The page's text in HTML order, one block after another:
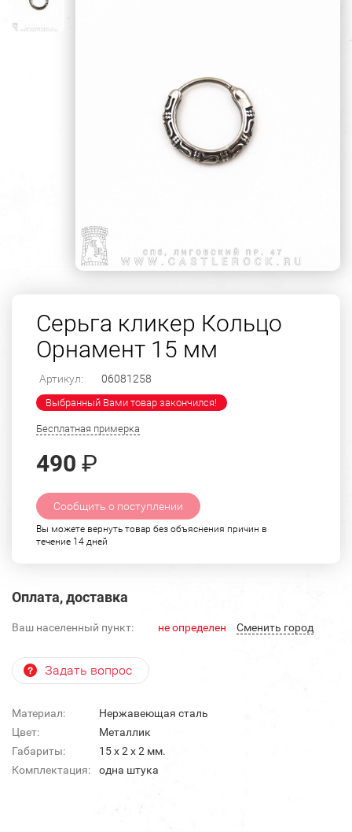
Серьга кликер Кольцо
Орнамент 15 мм
Артикул: 06081258
Выбранный Вами товар закончился!
Бесплатная примерка
490 ₽
Сообщить о поступлении
Вы можете вернуть товар без объяснения причин в
течение 14 дней
Оплата, доставка
Ваш населенный пункт: не определен Cменить город
Задать вопрос
Материал:
Нержавеющая сталь
Цвет:
Металлик
Габариты:
15 х 2 х 2 мм.
Комплектация:
одна штука